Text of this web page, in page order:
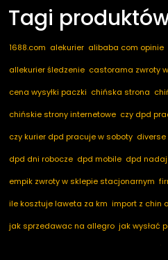
Tagi
1688.com alekurier alibaba com opinie
allekurier śledzenie castorama zwroty
cena wysyłki paczki chińska strona
chińskie strony internetowe czy dpd
czy kurier dpd pracuje w soboty diverse
dpd dni robocze dpd mobile dpd
empik zwroty w sklepie stacjonarnym
ile kosztuje laweta za km import z chin
jak sprzedawac na allegro jak wysłać
marketplace